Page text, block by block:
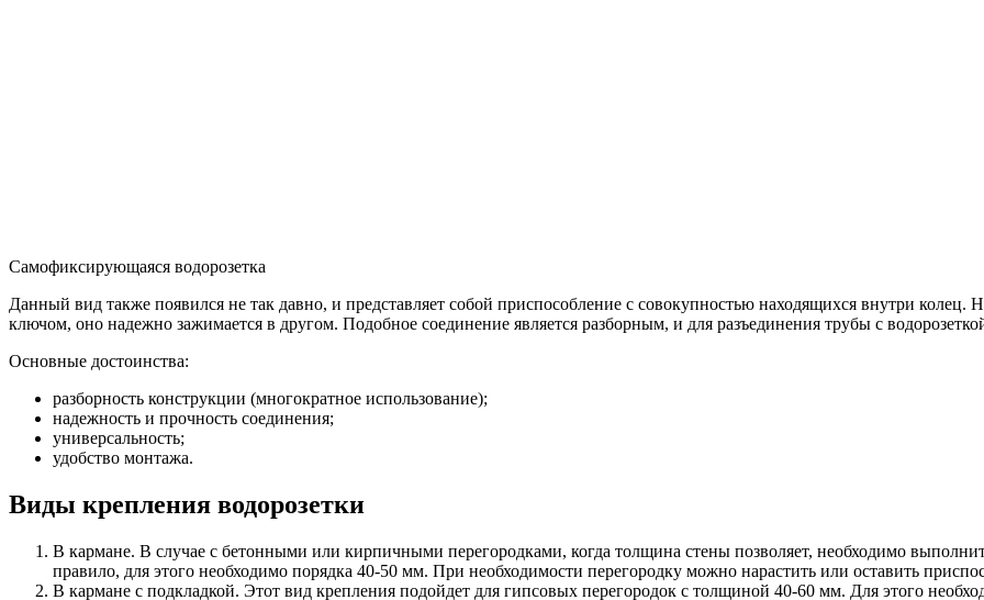
Самофиксирующаяся водорозетка
Данный вид также появился не так давно, и представляет собой приспособление с совокупностью находящихся внутри колец.
ключом, оно надежно зажимается в другом. Подобное соединение является разборным, и для разъединения трубы с
Основные достоинства:
разборность конструкции (многократное использование);
надежность и прочность соединения;
универсальность;
удобство монтажа.
Виды крепления водорозетки
В кармане. В случае с бетонными или кирпичными перегородками, когда толщина стены позволяет, необходимо
правило, для этого необходимо порядка 40-50 мм. При необходимости перегородку можно нарастить или оставить
В кармане с подкладкой. Этот вид крепления подойдет для гипсовых перегородок с толщиной 40-60 мм. Для этого